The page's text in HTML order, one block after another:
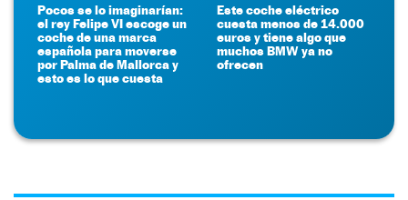
Pocos se lo imaginarían:
el rey Felipe VI escoge un
coche de una marca
española para moverse
por Palma de Mallorca y
esto es lo que cuesta
Este coche eléctrico
cuesta menos de 14.000
euros y tiene algo que
muchos BMW ya no
ofrecen